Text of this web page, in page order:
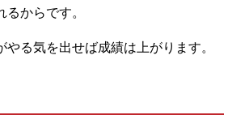
からです。
やる気を出せば成績は上がります。